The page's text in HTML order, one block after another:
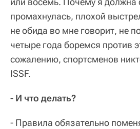
промахнулась, плохой
не обида во мне говорит, не
четыре года боремся против
сожалению, спортсменов
ISSF.
- И что делать?
- Правила обязательно